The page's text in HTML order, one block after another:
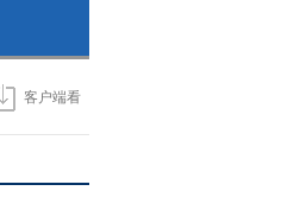
视频
报道
客户端看